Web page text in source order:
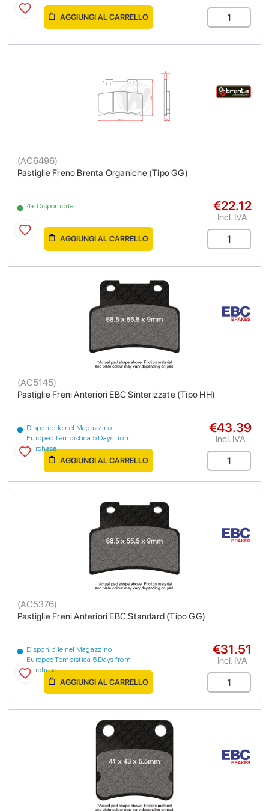
AGGIUNGI AL CARRELLO
Pastiglie Freno Brenta Organiche (Tipo GG)
(AC6496)
4+ Disponibile €22.12
Incl. IVA
AGGIUNGI AL CARRELLO
Pastiglie Freni Anteriori EBC Sinterizzate (Tipo HH)
(AC5145)
Disponibile nel Magazzino
Europeo Tempistica 5 Days from
purchase
€43.39
Incl. IVA
AGGIUNGI AL CARRELLO
Pastiglie Freni Anteriori EBC Standard (Tipo GG)
(AC5376)
Disponibile nel Magazzino
Europeo Tempistica 5 Days from
purchase
€31.51
Incl. IVA
AGGIUNGI AL CARRELLO